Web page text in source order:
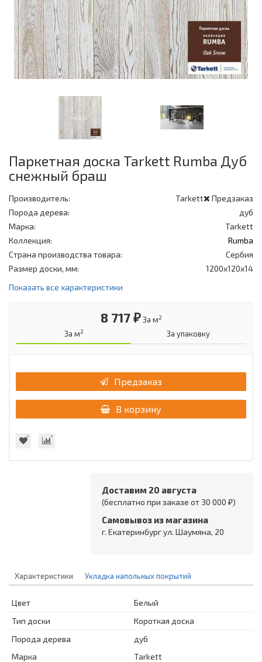
Паркетная доска Tarkett Rumba Дуб
снежный браш
Предзаказ
Производитель:
Tarkett
Порода дерева:
дуб
Марка:
Tarkett
Коллекция:
Rumba
Страна производства товара:
Сербия
Размер доски, мм:
1200x120x14
Показать все характеристики
8 717 ₽ За м2
За м2 За упаковку
Предзаказ
В корзину
Доставим 20 августа
(бесплатно при заказе от 30 000 ₽)
Самовывоз из магазина
г. Екатеринбург ул. Шаумяна, 20
Характеристики Укладка напольных покрытий
Цвет
Белый
Тип доски
Короткая доска
Порода дерева
дуб
Марка
Tarkett